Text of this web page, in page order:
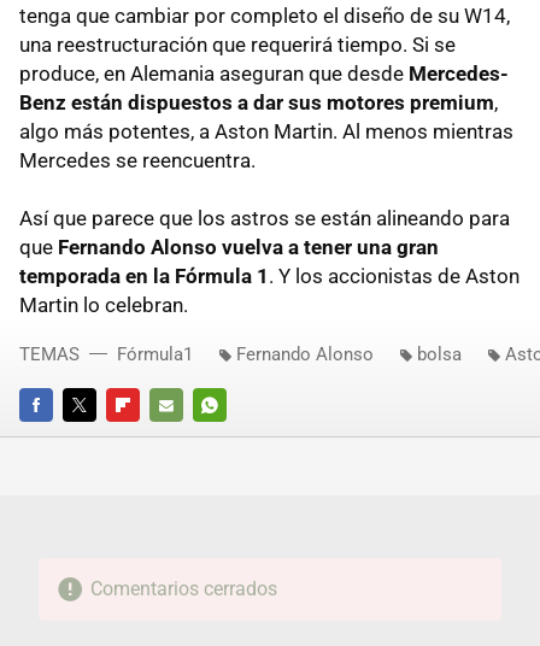
tenga que cambiar por completo el diseño de su W14,
una reestructuración que requerirá tiempo. Si se
produce, en Alemania aseguran que desde Mercedes-
Benz están dispuestos a dar sus motores premium,
algo más potentes, a Aston Martin. Al menos mientras
Mercedes se reencuentra.
Así que parece que los astros se están alineando para
que Fernando Alonso vuelva a tener una gran
temporada en la Fórmula 1 . Y los accionistas de Aston
Martin lo celebran.
FACEBOOKTWITTERFLIPBOARD
E-
WHATSAPP
TEMAS Fórmula1 Fernando Alonso bolsa
Comentarios cerrados